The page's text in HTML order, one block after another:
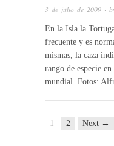
3 de julio de 2009 ·
En la Isla la
frecuente y es
mismas, la caza
rango de especie
mundial. Fotos:
1 2 Next →